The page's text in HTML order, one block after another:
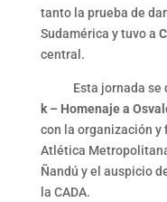
tanto la prueba de
Sudamérica y tuvo a
central.
Esta jornada se
k – Homenaje a
con la organización y
Atlética
Ñandú y el auspicio
la CADA.